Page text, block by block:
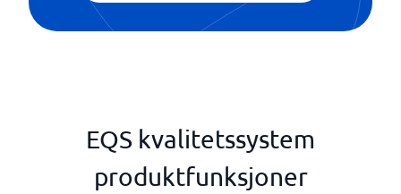
EQS kvalitetssystem
produktfunksjoner